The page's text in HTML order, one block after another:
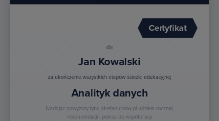
Certyfikat
dla
Jan Kowalski
za ukończenie wszystkich etapów ścieżki edukacyjnej
Analityk danych
Nadając powyższy tytuł strefakursów.pl udziela rocznej
rekomendacji i poleca do współpracy